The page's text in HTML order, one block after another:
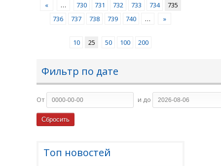
« … 730 731 732 733 734
735
736
737 738 739 740 … »
10 25 50 100 200
Фильтр по дате
От и до
Топ новостей